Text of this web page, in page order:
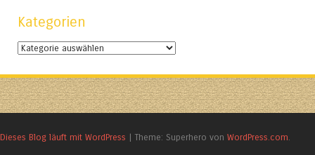
Kategorien
Kategorien
Dieses Blog läuft mit WordPress | Theme: Superhero von WordPress.com.